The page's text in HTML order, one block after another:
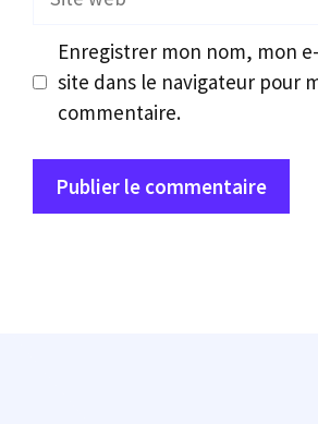
Enregistrer mon nom, mon
site dans le navigateur pour
commentaire.